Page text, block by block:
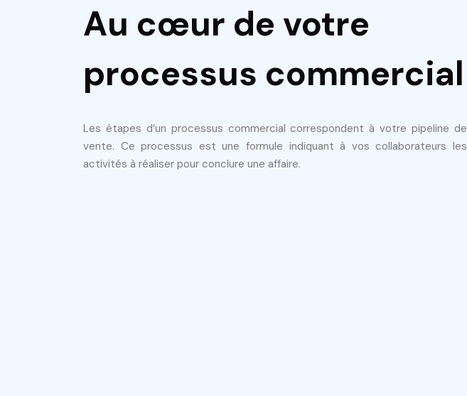
Au cœur de votre
processus commercial
Les étapes d’un processus commercial correspondent à votre pipeline de
vente. Ce processus est une formule indiquant à vos collaborateurs les
activités à réaliser pour conclure une affaire.